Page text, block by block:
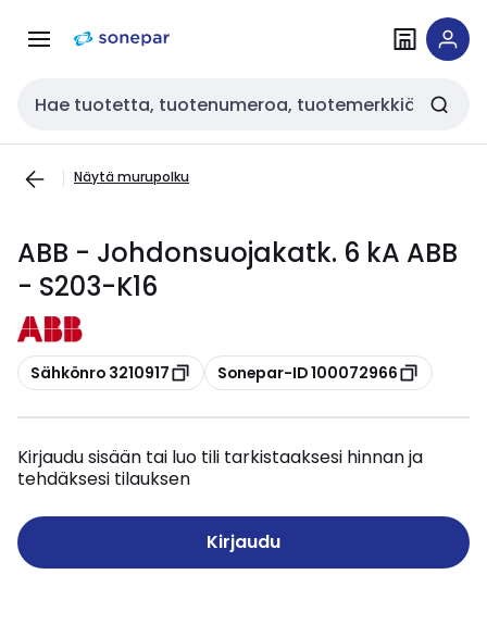
navigointiinsisältöön
Haku
Näytä murupolku
ABB - Johdonsuojakatk. 6 kA ABB
- S203-K16
Kopioi
Sähkönro 3210917 Kopioi
Sonepar-ID 100072966
Kirjaudu sisään tai luo tili tarkistaaksesi hinnan ja
tehdäksesi tilauksen
Kirjaudu